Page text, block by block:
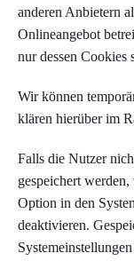
anderen Anbietern
Onlineangebot
nur dessen Cookies
Wir können
klären hierüber im
Falls die Nutzer
gespeichert
Option in den
deaktivieren.